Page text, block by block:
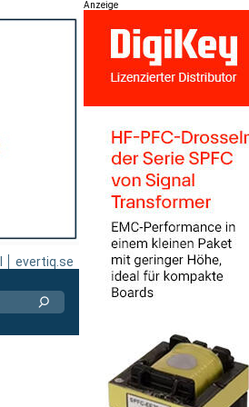
evertiq.se
Anzeige